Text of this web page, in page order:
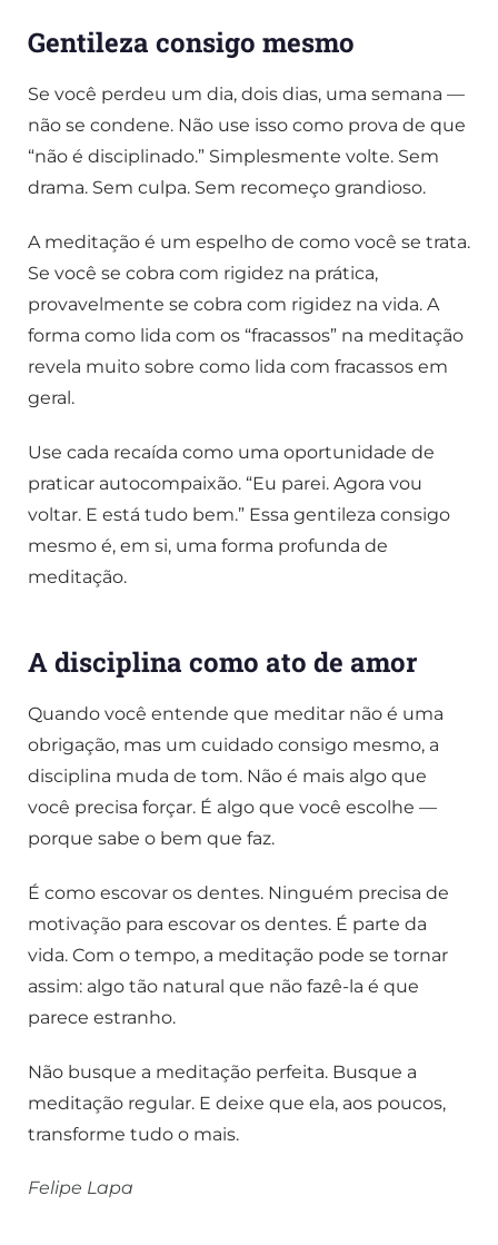
Gentileza consigo mesmo
Se você perdeu um dia, dois dias, uma semana —
não se condene. Não use isso como prova de que
“não é disciplinado.” Simplesmente volte. Sem
drama. Sem culpa. Sem recomeço grandioso.
A meditação é um espelho de como você se trata.
Se você se cobra com rigidez na prática,
provavelmente se cobra com rigidez na vida. A
forma como lida com os “fracassos” na meditação
revela muito sobre como lida com fracassos em
geral.
Use cada recaída como uma oportunidade de
praticar autocompaixão. “Eu parei. Agora vou
voltar. E está tudo bem.” Essa gentileza consigo
mesmo é, em si, uma forma profunda de
meditação.
A disciplina como ato de amor
Quando você entende que meditar não é uma
obrigação, mas um cuidado consigo mesmo, a
disciplina muda de tom. Não é mais algo que
você precisa forçar. É algo que você escolhe —
porque sabe o bem que faz.
É como escovar os dentes. Ninguém precisa de
motivação para escovar os dentes. É parte da
vida. Com o tempo, a meditação pode se tornar
assim: algo tão natural que não fazê-la é que
parece estranho.
Não busque a meditação perfeita. Busque a
meditação regular. E deixe que ela, aos poucos,
transforme tudo o mais.
Felipe Lapa